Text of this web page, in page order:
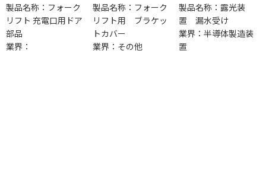
製品名称：フォーク
リフト 充電口用ドア
部品
業界：
製品名称：フォーク
リフト用 ブラケッ
トカバー
業界：その他
製品名称：露光装
置 漏水受け
業界：半導体製造装
置